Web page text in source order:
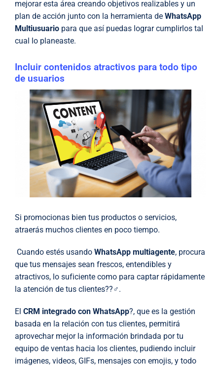
mejorar esta área creando objetivos realizables y un
plan de acción junto con la herramienta de WhatsApp
Multiusuario para que así puedas lograr cumplirlos tal
cual lo planeaste.
Incluir contenidos atractivos para todo tipo
de usuarios
Si promocionas bien tus productos o servicios,
atraerás muchos clientes en poco tiempo.
Cuando estés usando WhatsApp multiagente, procura
que tus mensajes sean frescos, entendibles y
atractivos, lo suficiente como para captar rápidamente
la atención de tus clientes??‍♂️.
El CRM integrado con WhatsApp?, que es la gestión
basada en la relación con tus clientes, permitirá
aprovechar mejor la información brindada por tu
equipo de ventas hacia los clientes, pudiendo incluir
imágenes, videos, GIFs, mensajes con emojis, y todo